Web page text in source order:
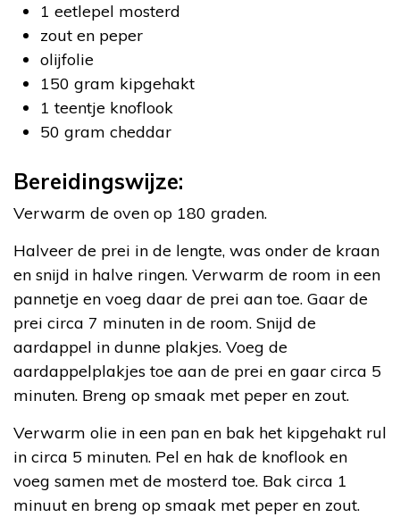
1 eetlepel mosterd
zout en peper
olijfolie
150 gram kipgehakt
1 teentje knoflook
50 gram cheddar
Bereidingswijze:
Verwarm de oven op 180 graden.
Halveer de prei in de lengte, was onder de kraan
en snijd in halve ringen. Verwarm de room in een
pannetje en voeg daar de prei aan toe. Gaar de
prei circa 7 minuten in de room. Snijd de
aardappel in dunne plakjes. Voeg de
aardappelplakjes toe aan de prei en gaar circa 5
minuten. Breng op smaak met peper en zout.
Verwarm olie in een pan en bak het kipgehakt rul
in circa 5 minuten. Pel en hak de knoflook en
voeg samen met de mosterd toe. Bak circa 1
minuut en breng op smaak met peper en zout.